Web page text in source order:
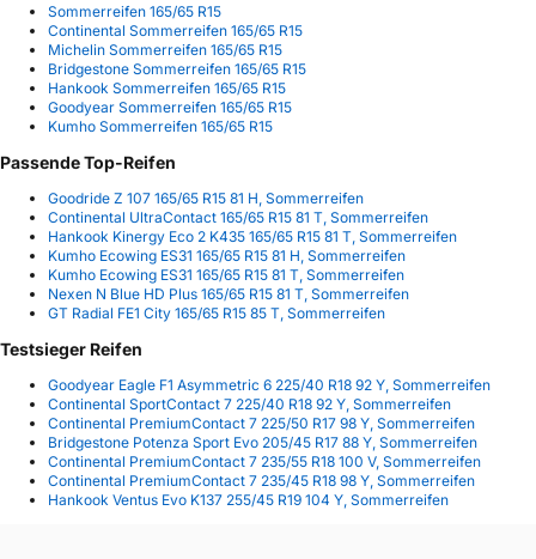
Sommerreifen 165/65 R15
Continental Sommerreifen 165/65 R15
Michelin Sommerreifen 165/65 R15
Bridgestone Sommerreifen 165/65 R15
Hankook Sommerreifen 165/65 R15
Goodyear Sommerreifen 165/65 R15
Kumho Sommerreifen 165/65 R15
Passende Top-Reifen
Goodride Z 107 165/65 R15 81 H, Sommerreifen
Continental UltraContact 165/65 R15 81 T, Sommerreifen
Hankook Kinergy Eco 2 K435 165/65 R15 81 T, Sommerreifen
Kumho Ecowing ES31 165/65 R15 81 H, Sommerreifen
Kumho Ecowing ES31 165/65 R15 81 T, Sommerreifen
Nexen N Blue HD Plus 165/65 R15 81 T, Sommerreifen
GT Radial FE1 City 165/65 R15 85 T, Sommerreifen
Testsieger Reifen
Goodyear Eagle F1 Asymmetric 6 225/40 R18 92 Y, Sommerreifen
Continental SportContact 7 225/40 R18 92 Y, Sommerreifen
Continental PremiumContact 7 225/50 R17 98 Y, Sommerreifen
Bridgestone Potenza Sport Evo 205/45 R17 88 Y, Sommerreifen
Continental PremiumContact 7 235/55 R18 100 V, Sommerreifen
Continental PremiumContact 7 235/45 R18 98 Y, Sommerreifen
Hankook Ventus Evo K137 255/45 R19 104 Y, Sommerreifen